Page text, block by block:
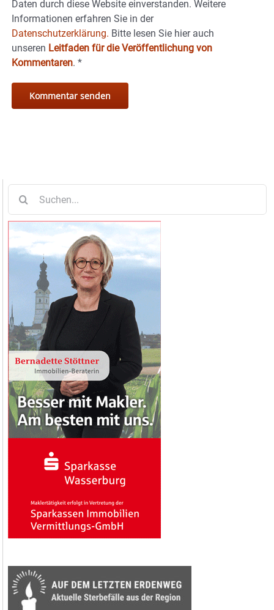
Daten durch diese Website einverstanden. Weitere
Informationen erfahren Sie in der
Datenschutzerklärung. Bitte lesen Sie hier auch
unseren Leitfaden für die Veröffentlichung von
Kommentaren. *
nach: